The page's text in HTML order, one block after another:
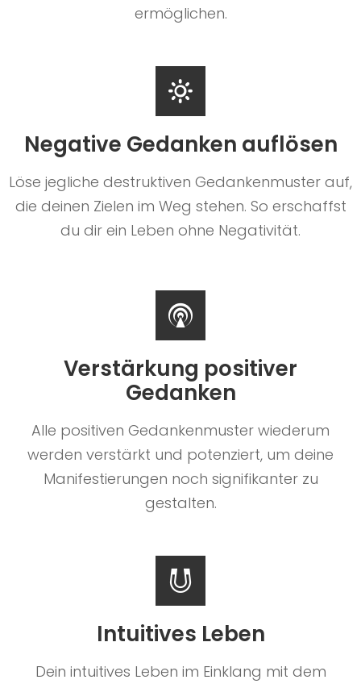
ermöglichen.
Negative Gedanken auflösen
Löse jegliche destruktiven Gedankenmuster auf,
die deinen Zielen im Weg stehen. So erschaffst
du dir ein Leben ohne Negativität.
Verstärkung positiver
Gedanken
Alle positiven Gedankenmuster wiederum
werden verstärkt und potenziert, um deine
Manifestierungen noch signifikanter zu
gestalten.
Intuitives Leben
Dein intuitives Leben im Einklang mit dem